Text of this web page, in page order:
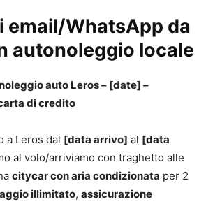
email/WhatsApp da
autonoleggio locale
auto Leros – [date] –
di credito
a Leros dal [data arrivo] al [data
al volo/arriviamo con traghetto alle
citycar con aria condizionata per 2
illimitato, assicurazione